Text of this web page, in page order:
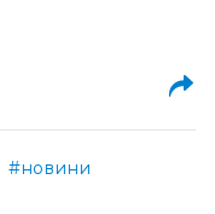
#новини